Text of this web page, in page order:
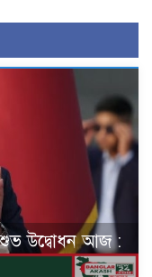
শুভ উদ্বোধন আজ :